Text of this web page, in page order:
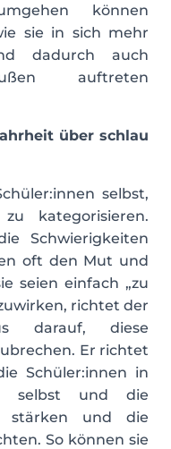
können
sie in sich mehr
dadurch auch
auftreten
über schlau
selbst,
kategorisieren.
Schwierigkeiten
oft den Mut und
seien einfach „zu
richtet der
darauf, diese
Er richtet
Schüler:innen in
selbst und die
stärken und die
So können sie